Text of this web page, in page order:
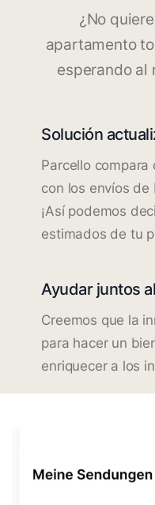
¿No
apartamento
esperando al
Solución
Parcello
con los envíos de
¡Así podemos
estimados de tu
Ayudar juntos
Creemos que la
para hacer un
enriquecer a los